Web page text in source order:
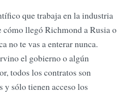
que trabaja en la industria
cómo llegó Richmond a Rusia o
no te vas a enterar nunca.
el gobierno o algún
todos los contratos son
sólo tienen acceso los